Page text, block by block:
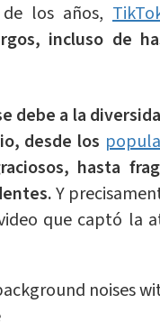
los años,
incluso de
debe a la
desde los
hasta
Y
que captó la
noises